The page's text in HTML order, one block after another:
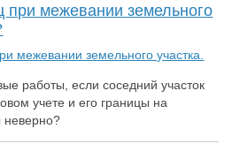
при межевании земельного
работы, если соседний участок
учете и его границы на
неверно?